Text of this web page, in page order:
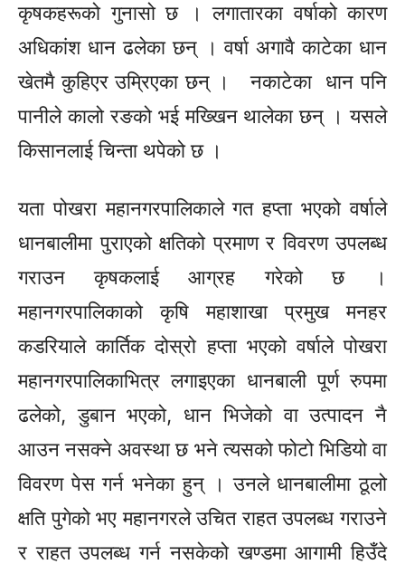
कृषकहरूको गुनासोछ ।लगातारकावर्षाको कारण
अधिकांश धान ढलेका छन् । वर्षा अगावै काटेका धान
खेतमैकुहिएरउम्रिएका छन् । नकाटेका धान पनि
पानीलेकालो रङको भईमख्खिनथालेका छन् । यसले
किसानलाई चिन्ता थपेको छ ।
यता पोखरा महानगरपालिकाले गत हप्ता भएको वर्षाले
धानबालीमा पुराएको क्षतिको प्रमाण र विवरण उपलब्ध
गराउन कृषकलाई आग्रह गरेको छ ।
महानगरपालिकाको कृषि महाशाखा प्रमुख मनहर
कडरियाले कार्तिक दोस्रो हप्ता भएको वर्षाले पोखरा
महानगरपालिकाभित्र लगाइएकाधानबाली पूर्ण रुपमा
ढलेको, डुबान भएको, धान भिजेको वा उत्पादन नै
आउन नसक्ने अवस्था छ भने त्यसको फोटो भिडियो वा
विवरण पेस गर्न भनेका हुन् । उनले धानबालीमा ठूलो
क्षति पुगेको भए महानगरले उचित राहत उपलब्ध गराउने
र राहतउपलब्धगर्न नसकेको खण्डमा आगामी हिउँदे